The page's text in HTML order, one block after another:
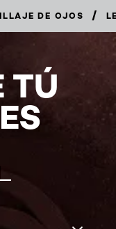
DE OJOS /
TÚ